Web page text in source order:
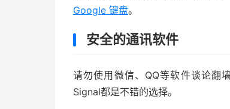
Google 键盘。
安全的通讯软件
请勿使用微信、QQ等软件谈论翻
Signal都是不错的选择。